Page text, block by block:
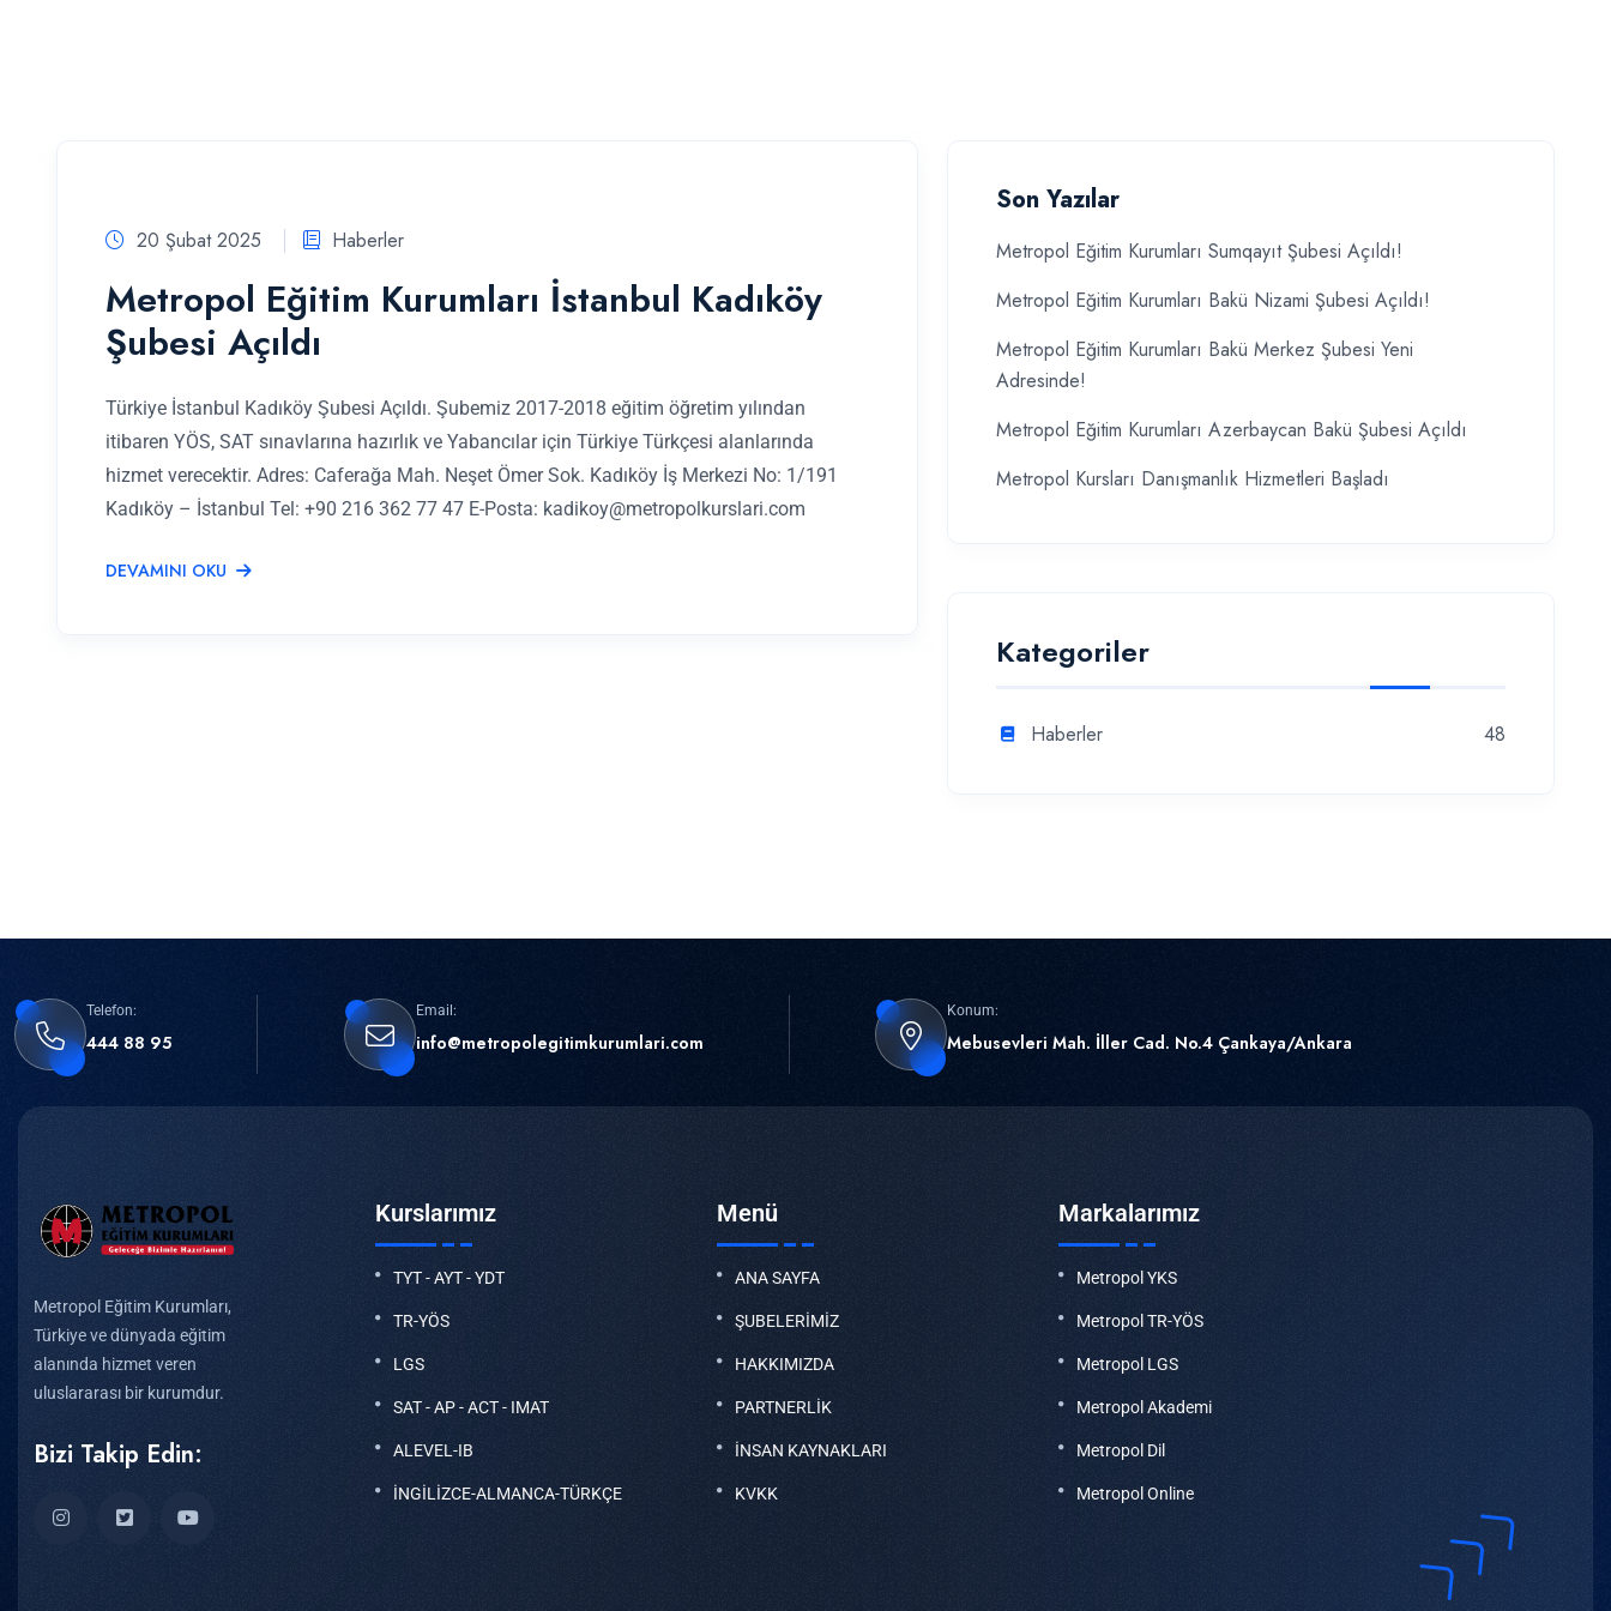
20 Şubat 2025 Haberler
Metropol Eğitim Kurumları İstanbul Kadıköy
Şubesi Açıldı
Türkiye İstanbul Kadıköy Şubesi Açıldı. Şubemiz 2017-2018 eğitim öğretim yılından
itibaren YÖS, SAT sınavlarına hazırlık ve Yabancılar için Türkiye Türkçesi alanlarında
hizmet verecektir. Adres: Caferağa Mah. Neşet Ömer Sok. Kadıköy İş Merkezi No: 1/191
Kadıköy – İstanbul Tel: +90 216 362 77 47 E-Posta: kadikoy@metropolkurslari.com
DEVAMINI OKU
Son Yazılar
Metropol Eğitim Kurumları Sumqayıt Şubesi Açıldı!
Metropol Eğitim Kurumları Bakü Nizami Şubesi Açıldı!
Metropol Eğitim Kurumları Bakü Merkez Şubesi Yeni
Adresinde!
Metropol Eğitim Kurumları Azerbaycan Bakü Şubesi Açıldı
Metropol Kursları Danışmanlık Hizmetleri Başladı
Kategoriler
Haberler 48
Telefon:
444 88 95
Email:
info@metropolegitimkurumlari.com
Konum:
Mebusevleri Mah. İller Cad. No.4 Çankaya/Ankara
Metropol Eğitim Kurumları,
Türkiye ve dünyada eğitim
alanında hizmet veren
uluslararası bir kurumdur.
Bizi Takip Edin:
Kurslarımız
TYT - AYT - YDT
TR-YÖS
LGS
SAT - AP - ACT - IMAT
ALEVEL-IB
İNGİLİZCE-ALMANCA-TÜRKÇE
Menü
ANA SAYFA
ŞUBELERİMİZ
HAKKIMIZDA
PARTNERLİK
İNSAN KAYNAKLARI
KVKK
Markalarımız
Metropol YKS
Metropol TR-YÖS
Metropol LGS
Metropol Akademi
Metropol Dil
Metropol Online